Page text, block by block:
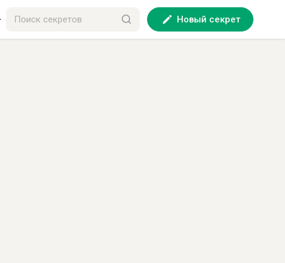
Новый секрет